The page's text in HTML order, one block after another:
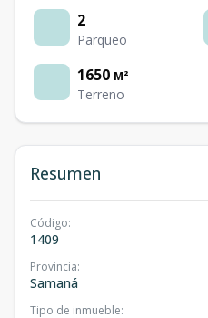
2
Parqueo
1650 M²
Terreno
Resumen
Código:
1409
Provincia:
Samaná
Tipo de inmueble: